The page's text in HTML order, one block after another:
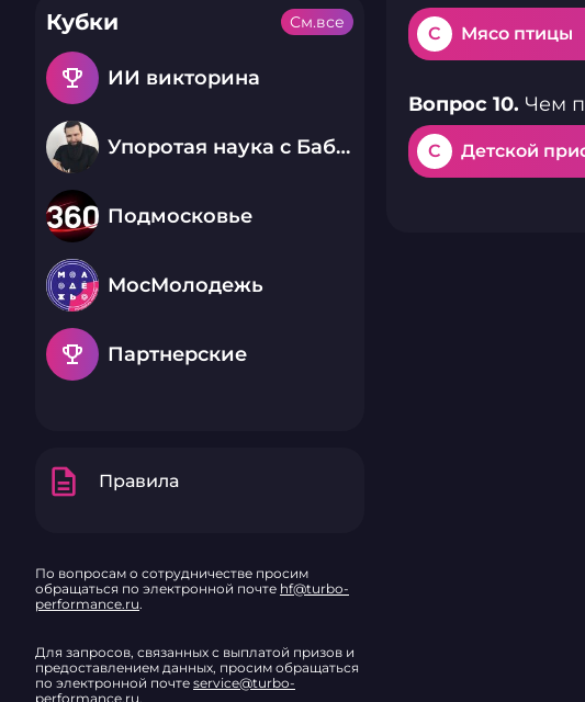
Кубки
emoji_events ИИ викторина
Упоротая наука с Бабаем Лютым
Подмосковье
МосМолодежь
emoji_events Партнерские
См.все
description Правила
По вопросам о сотрудничестве просим
обращаться по электронной почте hf@turbo-
performance.ru.
Для запросов, связанных с выплатой призов и
предоставлением данных, просим обращаться
по электронной почте service@turbo-
performance.ru.
C Мясо птицы
Вопрос 10. Чем
C Детской